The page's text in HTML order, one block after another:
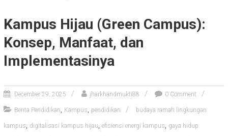
Kampus Hijau (Green Campus):
Konsep, Manfaat, dan
Implementasinya
December 29, 2025 jharkhandmukti88 0 Comment
Berita Pendidikan, Kampus, pendidikan budaya ramah lingkungan
kampus, digitalisasi kampus hijau, efisiensi energi kampus, gaya hidup